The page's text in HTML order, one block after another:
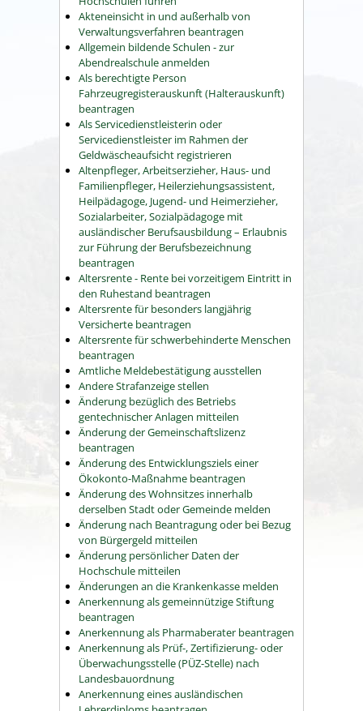
Akteneinsicht in und außerhalb von
Verwaltungsverfahren beantragen
Allgemein bildende Schulen - zur
Abendrealschule anmelden
Als berechtigte Person
Fahrzeugregisterauskunft (Halterauskunft)
beantragen
Als Servicedienstleisterin oder
Servicedienstleister im Rahmen der
Geldwäscheaufsicht registrieren
Altenpfleger, Arbeitserzieher, Haus- und
Familienpfleger, Heilerziehungsassistent,
Heilpädagoge, Jugend- und Heimerzieher,
Sozialarbeiter, Sozialpädagoge mit
ausländischer Berufsausbildung – Erlaubnis
zur Führung der Berufsbezeichnung
beantragen
Altersrente - Rente bei vorzeitigem Eintritt in
den Ruhestand beantragen
Altersrente für besonders langjährig
Versicherte beantragen
Altersrente für schwerbehinderte Menschen
beantragen
Amtliche Meldebestätigung ausstellen
Andere Strafanzeige stellen
Änderung bezüglich des Betriebs
gentechnischer Anlagen mitteilen
Änderung der Gemeinschaftslizenz
beantragen
Änderung des Entwicklungsziels einer
Ökokonto-Maßnahme beantragen
Änderung des Wohnsitzes innerhalb
derselben Stadt oder Gemeinde melden
Änderung nach Beantragung oder bei Bezug
von Bürgergeld mitteilen
Änderung persönlicher Daten der
Hochschule mitteilen
Änderungen an die Krankenkasse melden
Anerkennung als gemeinnützige Stiftung
beantragen
Anerkennung als Pharmaberater beantragen
Anerkennung als Prüf-, Zertifizierung- oder
Überwachungsstelle (PÜZ-Stelle) nach
Landesbauordnung
Anerkennung eines ausländischen